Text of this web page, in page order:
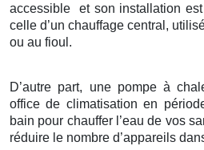
accessible et son installation
celle d’un chauffage central,
ou au fioul.
D’autre part, une pompe à
office de climatisation en
bain pour chauffer l’eau de vos
réduire le nombre d’appareils